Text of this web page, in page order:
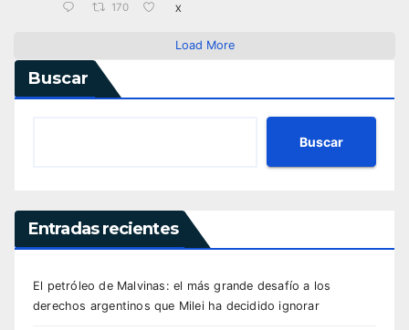
170 X
Load More
Buscar
Buscar
Entradas recientes
El petróleo de Malvinas: el más grande desafío a los
derechos argentinos que Milei ha decidido ignorar